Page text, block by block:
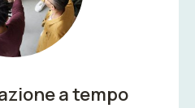
a tempo